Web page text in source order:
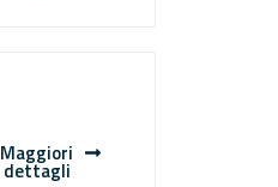
Maggiori
dettagli